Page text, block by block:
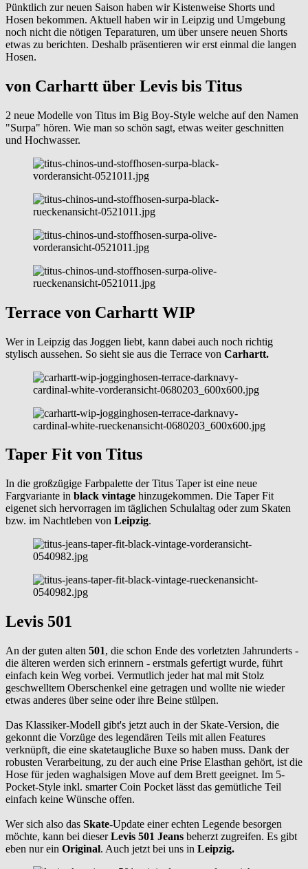
Pünktlich zur neuen Saison haben wir Kistenweise Shorts und
Hosen bekommen. Aktuell haben wir in Leipzig und Umgebung
noch nicht die nötigen Teparaturen, um über unsere neuen Shorts
etwas zu berichten. Deshalb präsentieren wir erst einmal die langen
Hosen.
von Carhartt über Levis bis Titus
2 neue Modelle von Titus im Big Boy-Style welche auf den Namen
"Surpa" hören. Wie man so schön sagt, etwas weiter geschnitten
und Hochwasser.
Terrace von Carhartt WIP
Wer in Leipzig das Joggen liebt, kann dabei auch noch richtig
stylisch aussehen. So sieht sie aus die Terrace von Carhartt.
Taper Fit von Titus
In die großzügige Farbpalette der Titus Taper ist eine neue
Fargvariante in black vintage hinzugekommen. Die Taper Fit
eigenet sich hervorragen im täglichen Schulaltag oder zum Skaten
bzw. im Nachtleben von Leipzig.
Levis 501
An der guten alten 501, die schon Ende des vorletzten Jahrunderts -
die älteren werden sich erinnern - erstmals gefertigt wurde, führt
einfach kein Weg vorbei. Vermutlich jeder hat mal mit Stolz
geschwelltem Oberschenkel eine getragen und wollte nie wieder
etwas anderes über seine oder ihre Beine stülpen.
Das Klassiker-Modell gibt's jetzt auch in der Skate-Version, die
gekonnt die Vorzüge des legendären Teils mit allen Features
verknüpft, die eine skatetaugliche Buxe so haben muss. Dank der
robusten Verarbeitung, zu der auch eine Prise Elasthan gehört, ist die
Hose für jeden waghalsigen Move auf dem Brett geeignet. Im 5-
Pocket-Style inkl. smarter Coin Pocket lässt das gemütliche Teil
einfach keine Wünsche offen.
Wer sich also das Skate-Update einer echten Legende besorgen
möchte, kann bei dieserLevis 501 Jeans beherzt zugreifen. Es gibt
eben nur ein Original. Auch jetzt bei uns in Leipzig.